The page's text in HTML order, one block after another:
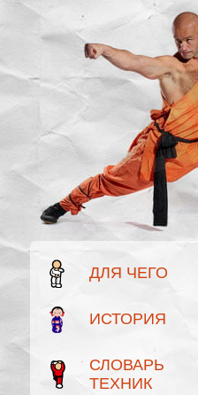
ДЛЯ ЧЕГО
ИСТОРИЯ
СЛОВАРЬ
ТЕХНИК